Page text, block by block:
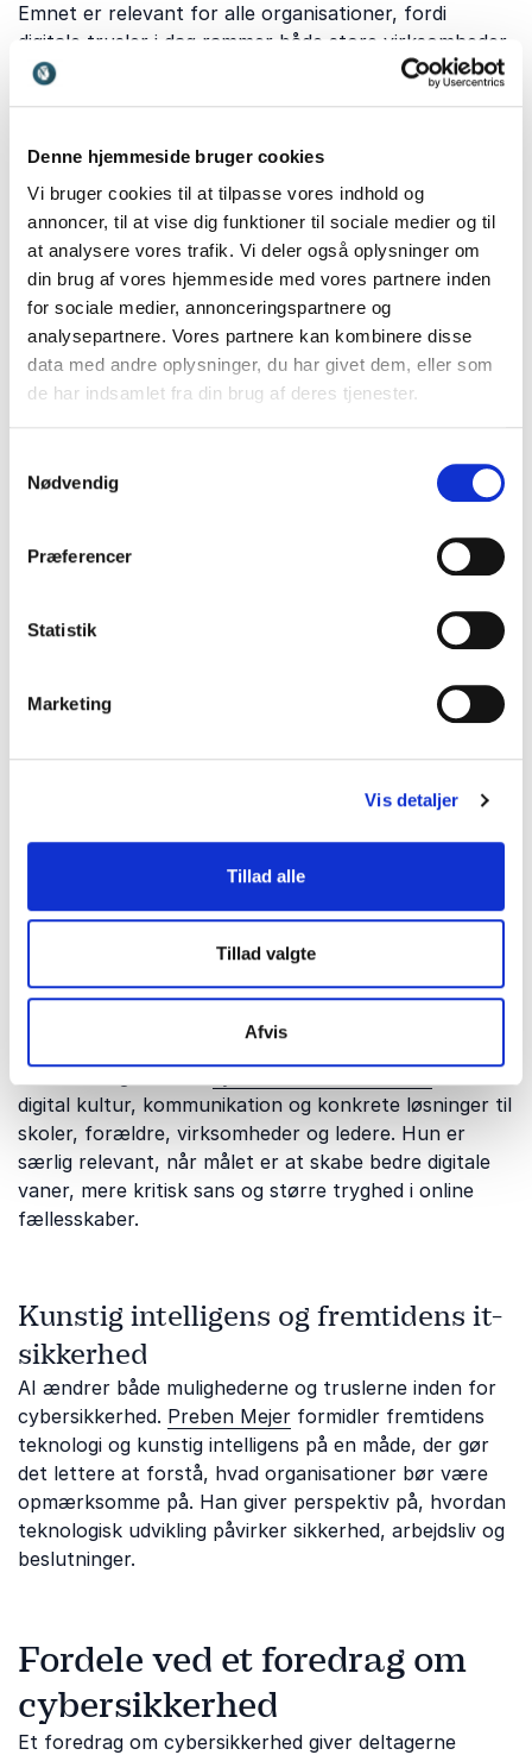
Denne hjemmeside bruger cookies
Vi bruger cookies til at tilpasse vores indhold og
annoncer, til at vise dig funktioner til sociale medier og til
at analysere vores trafik. Vi deler også oplysninger om
din brug af vores hjemmeside med vores partnere inden
for sociale medier, annonceringspartnere og
analysepartnere. Vores partnere kan kombinere disse
data med andre oplysninger, du har givet dem, eller som
de har indsamlet fra din brug af deres tjenester.
Nødvendig
Præferencer
Statistik
Marketing
Vis detaljer
Tillad alle
Tillad valgte
Afvis
Emnet er relevant for alle organisationer, fordi
digitale trusler i dag rammer både store virksomheder,
offentlige institutioner, skoler og private brugere.
viden. Derfor er foredrag om cybersikkerhed en
effektiv måde at skabe fælles forståelse, styrke
bevidstheden og gøre sikker digital adfærd til en
naturlig del af hverdagen.
Hvilke emner dækker vores
foredrag om cybersikkerhed?
Foredrag om cybersikkerhed kan tage udgangspunkt i
trusselsbillede. Vores foredragsholdere gør
som kan styrke den digitale sikkerhed i praksis.
Digitale trends, teknologi og
Cybersikkerhed udvikler sig i takt med den teknologi,
indblik i digitale trends, gadgets og fremtidens
teknologi og viser, hvordan nye muligheder også
for både medarbejdere og ledere, der vil forstå den
digitale udvikling bedre.
Digital kultur, adfærd og trygge
digitale vaner
digital kultur, kommunikation og konkrete løsninger til
skoler, forældre, virksomheder og ledere. Hun er
særlig relevant, når målet er at skabe bedre digitale
vaner, mere kritisk sans og større tryghed i online
fællesskaber.
Kunstig intelligens og fremtidens it-
sikkerhed
AI ændrer både mulighederne og truslerne inden for
cybersikkerhed. Preben Mejer formidler fremtidens
teknologi og kunstig intelligens på en måde, der gør
det lettere at forstå, hvad organisationer bør være
opmærksomme på. Han giver perspektiv på, hvordan
teknologisk udvikling påvirker sikkerhed, arbejdsliv og
beslutninger.
Fordele ved et foredrag om
cybersikkerhed
Et foredrag om cybersikkerhed giver deltagerne